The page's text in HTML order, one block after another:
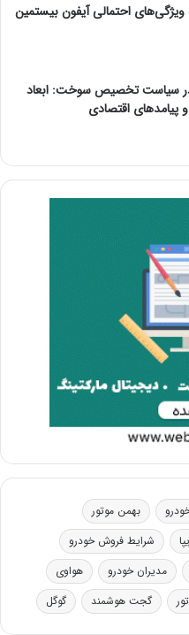
احتمالی آیفون بیستمین
در سیاست تخصیص سوخت: ابعاد
پیامدهای اقتصادی
بهمن موتور
شرایط فروش خودرو
مدیران خودرو
هواوی
گجت هوشمند گوگل